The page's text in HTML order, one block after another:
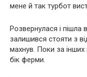
мене й так турбот
Розвернулася і пішла
залишився стояти з
махнув. Поки за
бік ферми.